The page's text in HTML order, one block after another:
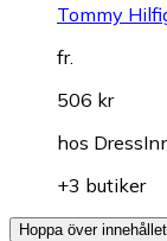
Tommy
fr.
506 kr
hos
+3 butiker
Hoppa över innehållet